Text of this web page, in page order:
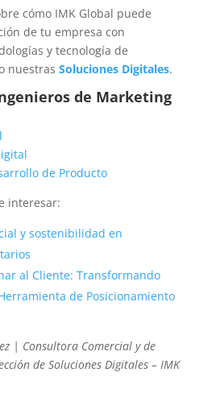
cómo IMK Global puede
de tu empresa con
y tecnología de
nuestras Soluciones Digitales.
de Marketing
de Producto
interesar:
y sostenibilidad en
al Cliente: Transformando
de Posicionamiento
| Consultora Comercial y de
de Soluciones Digitales – IMK